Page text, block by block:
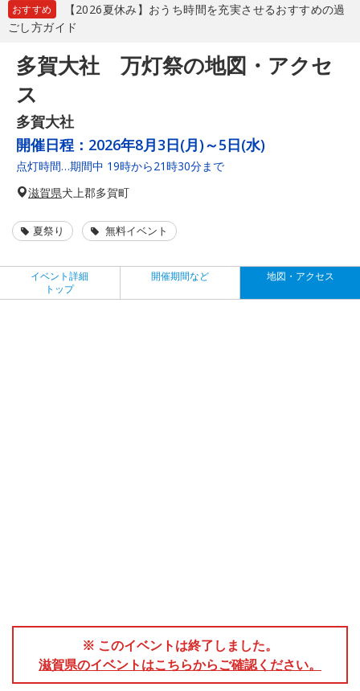
おすすめ
【2026夏休み】おうち時間を充実させるおすすめの過
ごし方ガイド
多賀大社 万灯祭の地図・アクセ
ス
多賀大社
開催日程： 2026年8月3日(月)～5日(水)
点灯時間…期間中 19時から21時30分まで
滋賀県犬上郡多賀町
夏祭り 無料イベント
イベント詳細
トップ
開催期間など 地図・アクセス
※ このイベントは終了しました。
滋賀県のイベントはこちらからご確認ください。